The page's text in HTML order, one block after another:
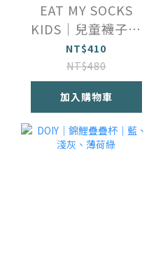
EAT MY SOCKS
KIDS｜兒童襪子｜
牛奶
NT$410
NT$480
加入購物車